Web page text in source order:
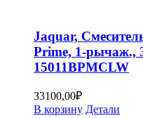
Jaquar,
Prime, 1-рычаж.,
15011BPMCLW
33100,00₽
В корзину Детали